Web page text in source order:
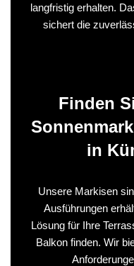
langfristig erhalten.
sichert die
Finden
in
Unsere Markisen
Ausführungen
Lösung für Ihre
Balkon finden. Wir